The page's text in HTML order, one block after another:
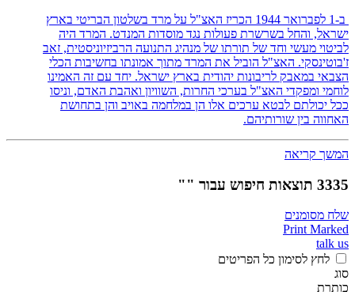
ב-1 לפברואר 1944 הכריז האצ"ל על מרד בשלטון הבריטי בארץ
ישראל, והחל בשרשרת פעולות נגד מוסדות המנדט. המרד היה
לביטוי מעשי וחד של תורתו של מנהיג התנועה הרביזיוניסטית, זאב
ז'בוטינסקי. האצ"ל הוביל את המרד מתוך אמונתו בחשיבות הכלי
הצבאי במאבק לריבונות יהודית בארץ ישראל. יחד עם זה האמינו
לוחמי ומפקדי האצ"ל בערכי החרות, השוויון ואהבת האדם, וניסו
ככל יכולתם לבטא ערכים אלו הן במלחמה באויב והן בתחושת
האחווה בין שורותיהם.
המשך קריאה
3335 תוצאות חיפוש עבור ""
שלח מסומנים
Print Marked
talk us
לחץ לסימון כל הפריטים
סוג
כותרת